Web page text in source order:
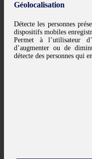
Géolocalisation
Détecte les personnes
dispositifs mobiles
Permet à l’utilisateur
d’augmenter ou de
détecte des personnes qui